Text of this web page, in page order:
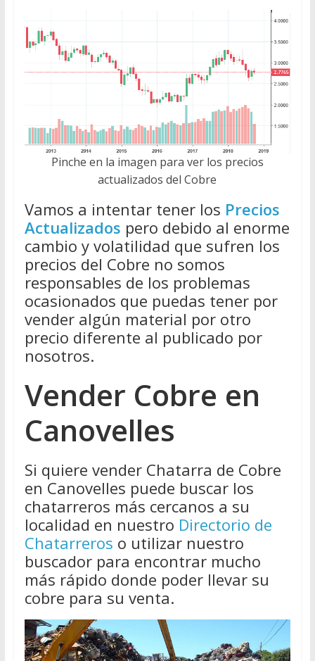
Pinche en la imagen para ver los precios
actualizados del Cobre
Vamos a intentar tener los Precios
Actualizados pero debido al enorme
cambio y volatilidad que sufren los
precios del Cobre no somos
responsables de los problemas
ocasionados que puedas tener por
vender algún material por otro
precio diferente al publicado por
nosotros.
Vender Cobre en
Canovelles
Si quiere vender Chatarra de Cobre
en Canovelles puede buscar los
chatarreros más cercanos a su
localidad en nuestro Directorio de
Chatarreros o utilizar nuestro
buscador para encontrar mucho
más rápido donde poder llevar su
cobre para su venta.